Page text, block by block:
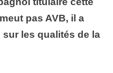
pas AVB, il a
les qualités de la